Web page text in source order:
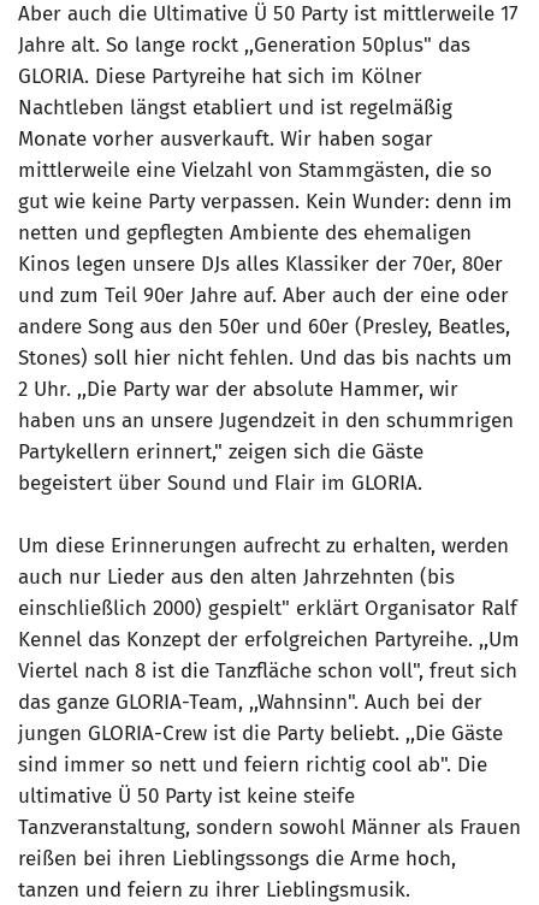
Aber auch die Ultimative Ü 50 Party ist mittlerweile 17
Jahre alt. So lange rockt ,,Generation 50plus" das
GLORIA. Diese Partyreihe hat sich im Kölner
Nachtleben längst etabliert und ist regelmäßig
Monate vorher ausverkauft. Wir haben sogar
mittlerweile eine Vielzahl von Stammgästen, die so
gut wie keine Party verpassen. Kein Wunder: denn im
netten und gepflegten Ambiente des ehemaligen
Kinos legen unsere DJs alles Klassiker der 70er, 80er
und zum Teil 90er Jahre auf. Aber auch der eine oder
andere Song aus den 50er und 60er (Presley, Beatles,
Stones) soll hier nicht fehlen. Und das bis nachts um
2 Uhr. ,,Die Party war der absolute Hammer, wir
haben uns an unsere Jugendzeit in den schummrigen
Partykellern erinnert," zeigen sich die Gäste
begeistert über Sound und Flair im GLORIA.
Um diese Erinnerungen aufrecht zu erhalten, werden
auch nur Lieder aus den alten Jahrzehnten (bis
einschließlich 2000) gespielt" erklärt Organisator Ralf
Kennel das Konzept der erfolgreichen Partyreihe. ,,Um
Viertel nach 8 ist die Tanzfläche schon voll", freut sich
das ganze GLORIA-Team, ,,Wahnsinn". Auch bei der
jungen GLORIA-Crew ist die Party beliebt. ,,Die Gäste
sind immer so nett und feiern richtig cool ab". Die
ultimative Ü 50 Party ist keine steife
Tanzveranstaltung, sondern sowohl Männer als Frauen
reißen bei ihren Lieblingssongs die Arme hoch,
tanzen und feiern zu ihrer Lieblingsmusik.